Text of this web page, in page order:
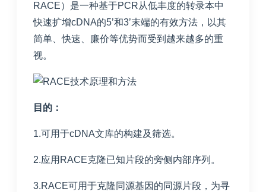
RACE）是一种基于PCR从低丰度的转录本中
快速扩增cDNA的5’和3’末端的有效方法，以其
简单、快速、廉价等优势而受到越来越多的重
视。
目的：
1.可用于cDNA文库的构建及筛选。
2.应用RACE克隆已知片段的旁侧内部序列。
3.RACE可用于克隆同源基因的同源片段，为寻